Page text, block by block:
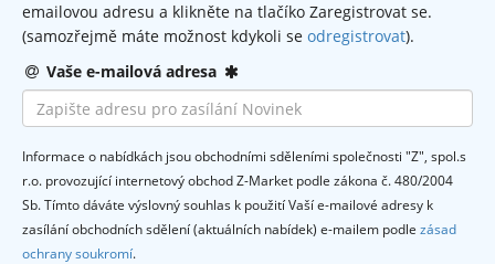
emailovou adresu a klikněte na tlačíko Zaregistrovat se.
(samozřejmě máte možnost kdykoli se odregistrovat).
Vaše e-mailová adresa povinné
Informace o nabídkách jsou obchodními sděleními společnosti "Z", spol.s
r.o. provozující internetový obchod Z-Market podle zákona č. 480/2004
Sb. Tímto dáváte výslovný souhlas k použití Vaší e-mailové adresy k
zasílání obchodních sdělení (aktuálních nabídek) e-mailem podle zásad
ochrany soukromí.